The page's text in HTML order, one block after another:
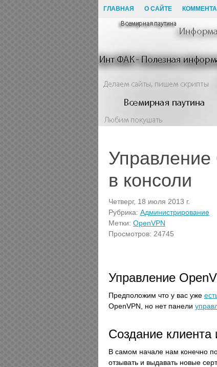
ГЛАВНАЯ О САЙТЕ
в консоли
Четверг, 18 июля 2013 г.
Рубрика: Администрирование
Метки: OpenVPN
Просмотров: 24745
Управление
Предположим что у вас уже
OpenVPN, но нет панели
Создание
В самом начале нам конечно
отзывать и выдавать новые